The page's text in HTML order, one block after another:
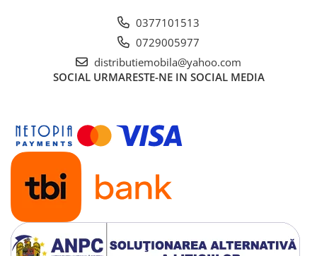
0377101513
0729005977
distributiemobila@yahoo.com
SOCIAL URMARESTE-NE IN SOCIAL MEDIA